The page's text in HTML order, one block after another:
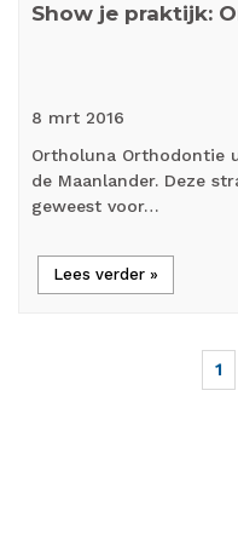
Show je praktijk:
8 mrt 2016
Ortholuna Orthodontie
de Maanlander. Deze
geweest voor…
Lees verder »
1